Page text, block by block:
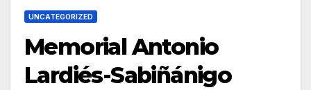
UNCATEGORIZED
Memorial Antonio
Lardiés-Sabiñánigo